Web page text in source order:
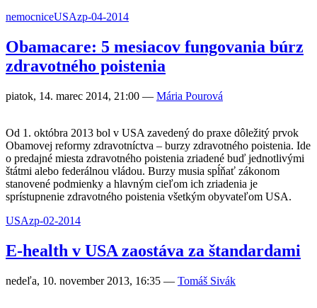
nemocniceUSAzp-04-2014
Obamacare: 5 mesiacov fungovania búrz
zdravotného poistenia
piatok, 14. marec 2014, 21:00 — Mária Pourová
Od 1. októbra 2013 bol v USA zavedený do praxe dôležitý prvok
Obamovej reformy zdravotníctva – burzy zdravotného poistenia. Ide
o predajné miesta zdravotného poistenia zriadené buď jednotlivými
štátmi alebo federálnou vládou. Burzy musia spĺňať zákonom
stanovené podmienky a hlavným cieľom ich zriadenia je
sprístupnenie zdravotného poistenia všetkým obyvateľom USA.
USAzp-02-2014
E-health v USA zaostáva za štandardami
nedeľa, 10. november 2013, 16:35 — Tomáš Sivák